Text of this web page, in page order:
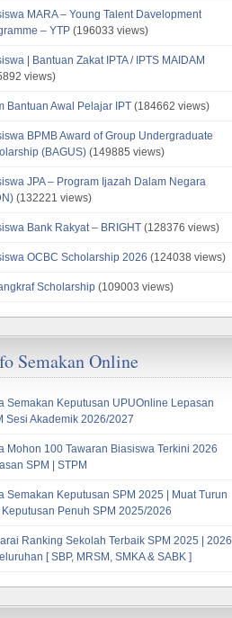
MARA – Young Talent Davelopment
– YTP (196033 views)
| Bantuan Zakat IPTA / IPTS MAIDAM
views)
Bantuan Awal Pelajar IPT (184662 views)
BPMB Award of Group Undergraduate
(BAGUS) (149885 views)
JPA – Program Ijazah Dalam Negara
(132221 views)
Bank Rakyat – BRIGHT (128376 views)
OCBC Scholarship 2026 (124038 views)
Scholarship (109003 views)
Semakan Online
Semakan Keputusan UPUOnline Lepasan
Sesi Akademik 2026/2027
Mohon 100 Tawaran Biasiswa Terkini 2026
SPM | STPM
Semakan Keputusan SPM 2025 | Muat Turun
Penuh SPM 2025/2026
Ranking Sekolah Terbaik SPM 2025 | 2026
[ SBP, MRSM, SMKA & SABK ]